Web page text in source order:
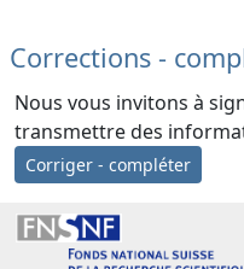
Corrections -
Nous vous invitons à
transmettre des
Corriger - compléter